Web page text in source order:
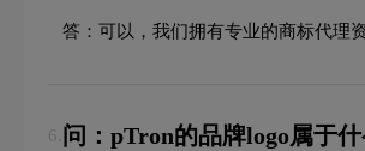
答：可以，我们拥有专业的商标代理
6. 问：pTron的品牌logo属于